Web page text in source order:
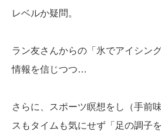
レベルか疑問。
ラン友さんからの「氷でアイシン
情報を信じつつ…
さらに、スポーツ瞑想をし（手前
スもタイムも気にせず「足の調子